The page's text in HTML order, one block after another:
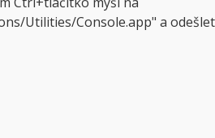
Utilities/Console.app" a